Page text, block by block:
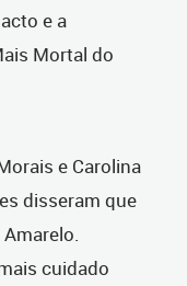
e a
Mortal do
e Carolina
disseram que
cuidado